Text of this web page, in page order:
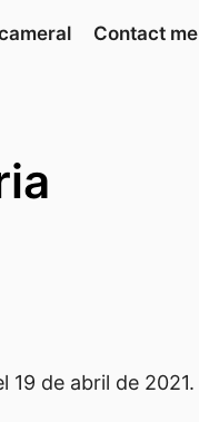
Contact me
19 de abril de 2021.